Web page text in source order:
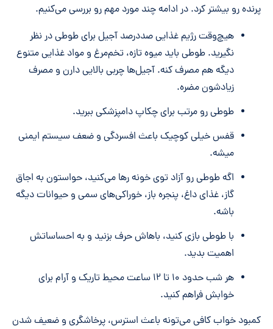
پرنده رو بیشتر کرد. در ادامه چند مورد مهم رو بررسی می‌کنیم.
هیچ‌وقت رژیم غذایی صددرصد آجیل برای طوطی در نظر
نگیرید. طوطی باید میوه تازه، تخم‌مرغ و مواد غذایی متنوع
دیگه هم مصرف کنه. آجیل‌ها چربی بالایی دارن و مصرف
زیادشون مضره.
طوطی رو مرتب برای چکاپ دامپزشکی ببرید.
قفس خیلی کوچیک باعث افسردگی و ضعف سیستم ایمنی
میشه.
اگه طوطی رو آزاد توی خونه رها می‌کنید، حواستون به اجاق
گاز، غذای داغ، پنجره باز، خوراکی‌های سمی و حیوانات دیگه
باشه.
با طوطی بازی کنید، باهاش حرف بزنید و به احساساتش
اهمیت بدید.
هر شب حدود ۱۰ تا ۱۲ ساعت محیط تاریک و آرام برای
خوابش فراهم کنید.
کمبود خواب کافی می‌تونه باعث استرس، پرخاشگری و ضعیف شدن